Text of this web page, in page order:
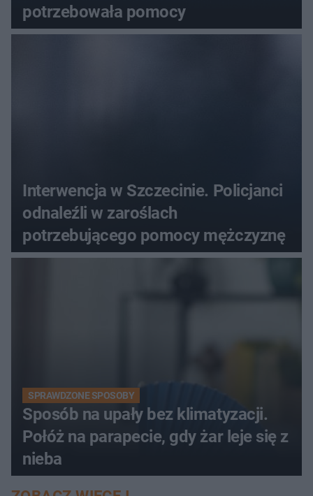
potrzebowała pomocy
Interwencja w Szczecinie. Policjanci
odnaleźli w zaroślach
potrzebującego pomocy mężczyznę
SPRAWDZONE SPOSOBY
Sposób na upały bez klimatyzacji.
Połóż na parapecie, gdy żar leje się z
nieba